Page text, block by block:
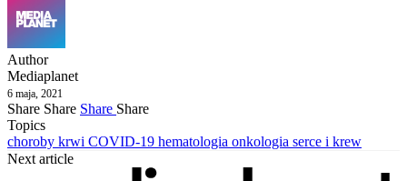
Author
Mediaplanet
6 maja, 2021
Share Share Share Share
Topics
choroby krwi COVID-19 hematologia onkologia serce i krew
Next article